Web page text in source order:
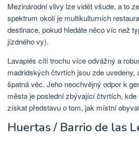
Mezinárodní vlivy lze vidět všude, a to
spektrum okolí je multikulturních
destinace, pokud hledáte něco víc než
jízdného vy).
Lavapiés cítí trochu více odvážný a
madridských čtvrtích jsou zde uvedeny,
špatná věc. Jeho neochvějný odpor k
města je poslední zbývající čtvrtích,
získat představu o tom, jak místní
Huertas / Barrio de las